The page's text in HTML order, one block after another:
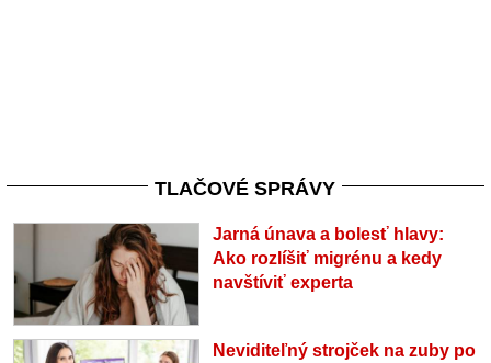
TLAČOVÉ SPRÁVY
Jarná únava a bolesť hlavy:
Ako rozlíšiť migrénu a kedy
navštíviť experta
Neviditeľný strojček na zuby po